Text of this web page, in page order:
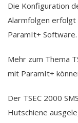
Die Konfiguration
Alarmfolgen
ParamIt+ Software.
Mehr zum Thema
mit ParamIt+
Der TSEC 2000
Hutschiene